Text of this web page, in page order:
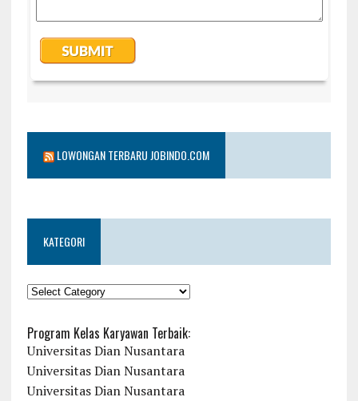
LOWONGAN TERBARU JOBINDO.COM
KATEGORI
KATEGORI
Program Kelas Karyawan Terbaik:
Universitas Dian Nusantara
Universitas Dian Nusantara
Universitas Dian Nusantara